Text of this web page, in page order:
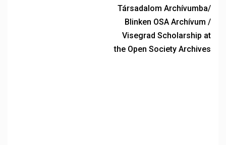
Társadalom Archívumba/
Blinken OSA Archívum /
Visegrad Scholarship at
the Open Society Archives